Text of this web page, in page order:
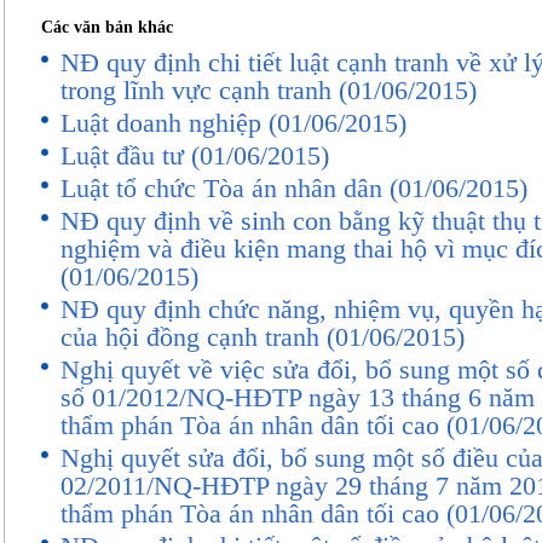
Luật này áp dụng đối với tổ chức, hộ
quan đến sở hữu, phát triển, quản lý,
và quản lý nhà nước về nhà ở tại Việt
Điều 3. Giải thích từ ngữ
Trong Luật này, các từ ngữ dưới đây
1.Nhà ởlà công trình xây dựng với mục
nhu cầu sinh hoạt của hộ gia đình, cá
2.Nhà ở riêng lẻlà nhà ở được xây
thuộc quyền sử dụng hợp pháp của tổ
bao gồm nhà biệt thự, nhà ở liền kề và
3.Nhà chung cưlà nhà có từ 2 tầng trở
đi, cầu thang chung, có phần sở hữu
hệ thống công trình hạ tầng sử dụng
nhân, tổ chức, bao gồm nhà chung
đích để ở và nhà chung cư được xây
hỗn hợp để ở và kinh doanh.
Các văn bản khác
NĐ quy định chi tiết luật cạnh tranh về xử
trong lĩnh vực cạnh tranh (01/06/2015)
Luật doanh nghiệp (01/06/2015)
Luật đầu tư (01/06/2015)
Luật tổ chức Tòa án nhân dân (01/06/2015)
NĐ quy định về sinh con bằng kỹ thuật thụ
nghiệm và điều kiện mang thai hộ vì mục
(01/06/2015)
NĐ quy định chức năng, nhiệm vụ, quyền
của hội đồng cạnh tranh (01/06/2015)
Nghị quyết về việc sửa đổi, bổ sung một số
số 01/2012/NQ-HĐTP ngày 13 tháng 6
thẩm phán Tòa án nhân dân tối cao (01/06/
Nghị quyết sửa đổi, bổ sung một số điều
02/2011/NQ-HĐTP ngày 29 tháng 7 năm
thẩm phán Tòa án nhân dân tối cao (01/06/